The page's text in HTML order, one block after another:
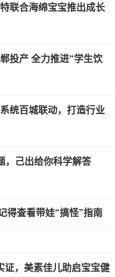
联合海绵宝宝推出成长
投产 全力推进“学生饮
统百城联动，打造行业
，己出给你科学解答
得查看带娃“搞怪”指南
证，美素佳儿助启宝宝健